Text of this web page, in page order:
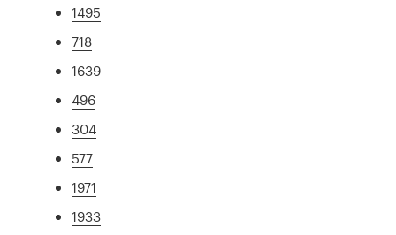
1495
718
1639
496
304
577
1971
1933